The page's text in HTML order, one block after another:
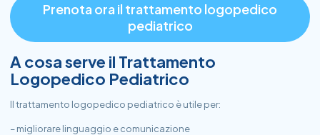
Prenota ora il trattamento logopedico
pediatrico
A cosa serve il Trattamento
Logopedico Pediatrico
Il trattamento logopedico pediatrico è utile per:
– migliorare linguaggio e comunicazione